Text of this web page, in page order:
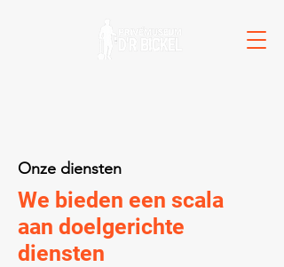
Onze diensten
We bieden een scala
aan doelgerichte
diensten